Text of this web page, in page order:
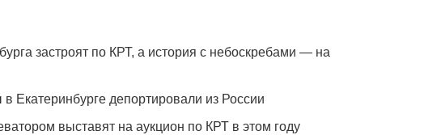
застроят по КРТ, а история с небоскребами — на
в Екатеринбурге депортировали из России
выставят на аукцион по КРТ в этом году